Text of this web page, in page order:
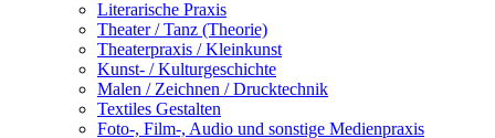
Literarische Praxis
Theater / Tanz (Theorie)
Theaterpraxis / Kleinkunst
Kunst- / Kulturgeschichte
Malen / Zeichnen / Drucktechnik
Textiles Gestalten
Foto-, Film-, Audio und sonstige Medienpraxis